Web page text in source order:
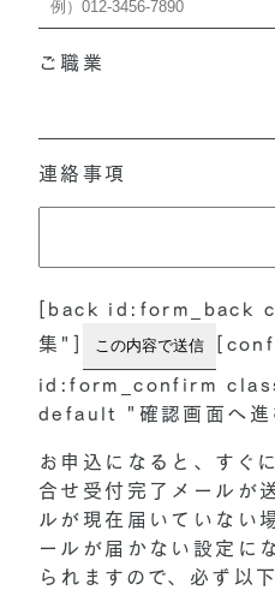
ご職業
連絡事項
[back id:form_back
集"]
id:form_confirm
default "確認画面へ進
お申込になると、すぐ
合せ受付完了メールが
ルが現在届いていない
ールが届かない設定に
られますので、必ず以